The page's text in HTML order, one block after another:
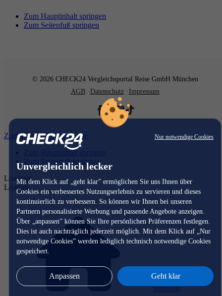
Nur notwendige Cookies
Unvergleichlich lecker
Mit dem Klick auf „geht klar” ermöglichen Sie uns Ihnen über
Cookies ein verbessertes Nutzungserlebnis zu servieren und dieses
kontinuierlich zu verbessern. So können wir Ihnen bei unseren
Partnern personalisierte Werbung und passende Angebote anzeigen.
Über „anpassen” können Sie Ihre persönlichen Präferenzen festlegen.
Dies ist auch nachträglich jederzeit möglich. Mit dem Klick auf „Nur
notwendige Cookies” werden lediglich technisch notwendige Cookies
gespeichert.
Anpassen Geht klar
Zum Hauptinhalt springen
Zum Seitenfuß springen
© 2026 CHECK24 Vergleichsportal Reise GmbH München
AGB
Datenschutz Impressum
Zum Hauptinhalt springen
Zum Hauptinhalt springen
Zum Seitenfuß springen
Loading...
Loading...
Startseite